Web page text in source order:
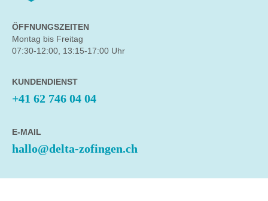
ÖFFNUNGSZEITEN
Montag bis Freitag
07:30-12:00, 13:15-17:00 Uhr
KUNDENDIENST
+41 62 746 04 04
E-MAIL
hallo@delta-zofingen.ch